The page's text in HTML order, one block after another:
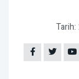
Tarih: